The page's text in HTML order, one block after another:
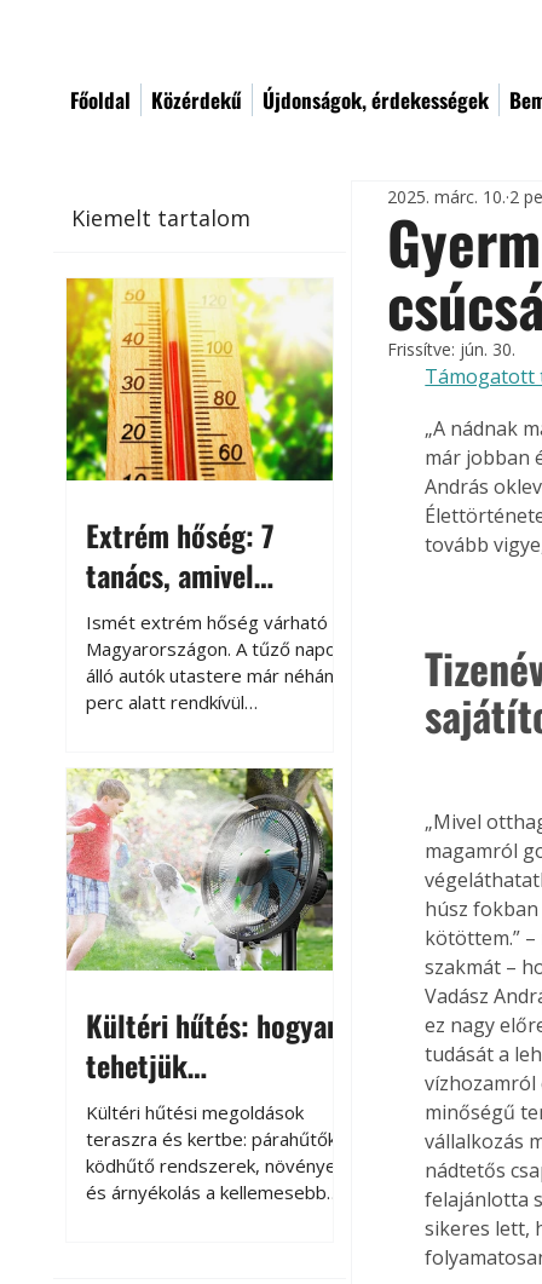
Főoldal Közérdekű Újdonságok, érdekességek
Kiemelt tartalom
Extrém hőség: 7
tanács, amivel
megóvhatjuk
autónkat a nyári
károktól
Ismét extrém hőség várható
Magyarországon. A tűző napon
álló autók utastere már néhány
perc alatt rendkívül
megközelítheti. Ez nemcsak a
beszállást teszi kellemetlenné,
hanem az autó állapotára és a
benne hagyott tárgyakra is
káros hatással lehet. Néhány
egyszerű óvintézkedéssel
azonban jelentősen
csökkenthetjük a hőség káros
Kültéri hűtés: hogyan
tehetjük
kellemesebbé a
teraszt és a kertet?
Kültéri hűtési megoldások
teraszra és kertbe: párahűtők,
ködhűtő rendszerek, növények
és árnyékolás a kellemesebb
2025. márc. 10. 2
Frissítve: jún. 30.
Támogatott
„A nádnak
már jobban
András
tovább
„Mivel
magamról
húsz fokban
kötöttem.”
szakmát –
Vadász
ez nagy
tudását a
vízhozamról
minőségű
vállalkozás
nádtetős
felajánlotta
sikeres lett,